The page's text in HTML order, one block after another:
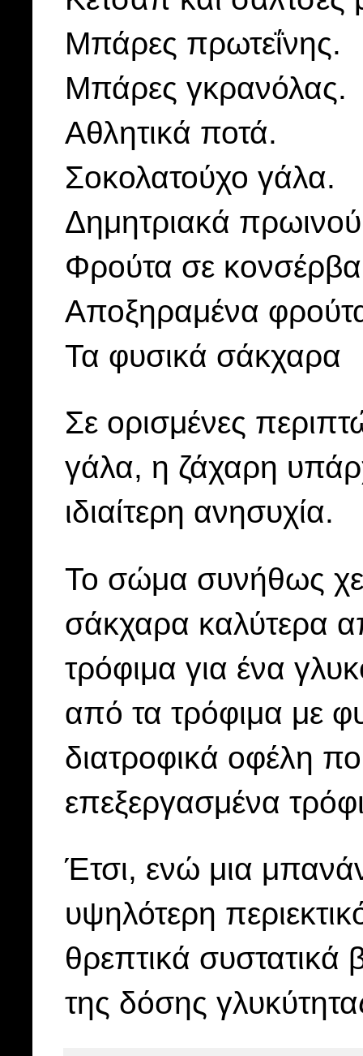
Μπάρες πρωτεΐνης.
Μπάρες γκρανόλας.
Αθλητικά ποτά.
Σοκολατούχο γάλα.
Δημητριακά
Φρούτα σε
Αποξηραμένα
Τα φυσικά σάκχαρα
Σε ορισμένες
γάλα, η ζάχαρη
ιδιαίτερη ανησυχία.
Το σώμα συνήθως
σάκχαρα καλύτερα
τρόφιμα για ένα
από τα τρόφιμα με
διατροφικά οφέλη
επεξεργασμένα
Έτσι, ενώ μια
υψηλότερη
θρεπτικά συστατικά
της δόσης